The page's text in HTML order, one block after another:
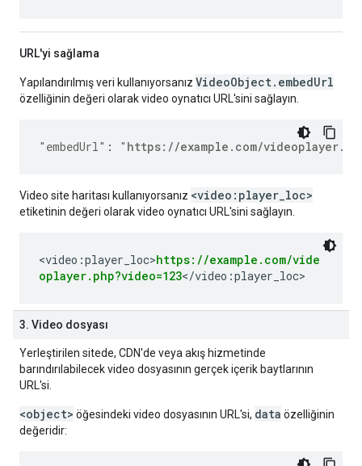
URL'yi sağlama
Yapılandırılmış veri kullanıyorsanız VideoObject.embedUrl
özelliğinin değeri olarak video oynatıcı URL'sini sağlayın.
"embedUrl" : " https://example.com/
Video site haritası kullanıyorsanız <video:player_loc>
etiketinin değeri olarak video oynatıcı URL'sini sağlayın.
<video:player_loc>https://example.com/vide
oplayer.php?video=123</video:player_loc>
3. Video dosyası
Yerleştirilen sitede, CDN'de veya akış hizmetinde
barındırılabilecek video dosyasının gerçek içerik baytlarının
URL'si.
<object> öğesindeki video dosyasının URL'si, data özelliğinin
değeridir: